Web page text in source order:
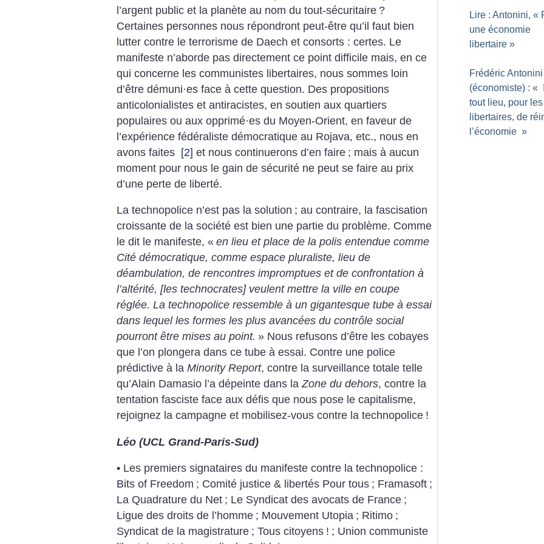
l’argent public et la planète au nom du tout-sécuritaire ?
Certaines personnes nous répondront peut-être qu’il faut bien
lutter contre le terrorisme de Daech et consorts : certes. Le
manifeste n’aborde pas directement ce point difficile mais, en ce
qui concerne les communistes libertaires, nous sommes loin
d’être démuni·es face à cette question. Des propositions
anticolonialistes et antiracistes, en soutien aux quartiers
populaires ou aux opprimé·es du Moyen-Orient, en faveur de
l’expérience fédéraliste démocratique au Rojava, etc., nous en
avons faites [2] et nous continuerons d’en faire ; mais à aucun
moment pour nous le gain de sécurité ne peut se faire au prix
d’une perte de liberté.
La technopolice n’est pas la solution ; au contraire, la fascisation
croissante de la société est bien une partie du problème. Comme
le dit le manifeste, « en lieu et place de la polis entendue comme
Cité démocratique, comme espace pluraliste, lieu de
déambulation, de rencontres impromptues et de confrontation à
l’altérité, [les technocrates] veulent mettre la ville en coupe
réglée. La technopolice ressemble à un gigantesque tube à essai
dans lequel les formes les plus avancées du contrôle social
pourront être mises au point. » Nous refusons d’être les cobayes
que l’on plongera dans ce tube à essai. Contre une police
prédictive à la Minority Report, contre la surveillance totale telle
qu’Alain Damasio l’a dépeinte dans laZone du dehors, contre la
tentation fasciste face aux défis que nous pose le capitalisme,
rejoignez la campagne et mobilisez-vous contre la technopolice !
Léo (UCL Grand-Paris-Sud)
• Les premiers signataires du manifeste contre la technopolice :
Bits of Freedom ; Comité justice & libertés Pour tous ; Framasoft ;
La Quadrature du Net ; Le Syndicat des avocats de France ;
Ligue des droits de l’homme ; Mouvement Utopia ; Ritimo ;
Syndicat de la magistrature ; Tous citoyens ! ; Union communiste
Lire : Antonini, «
une économie
libertaire »
Frédéric Antonini
(économiste) : «
tout lieu, pour les
libertaires, de
l’économie »